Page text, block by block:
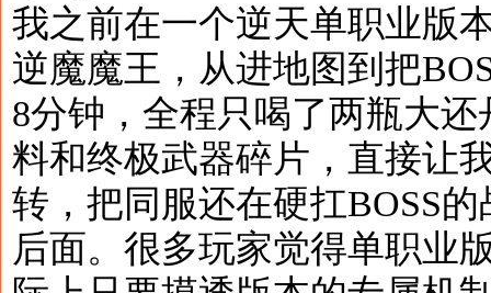
我之前在一个逆天单职业版
逆魔魔王，从进地图到把
8分钟，全程只喝了两瓶大
料和终极武器碎片，直接让
转，把同服还在硬扛BOSS
后面。很多玩家觉得单职业